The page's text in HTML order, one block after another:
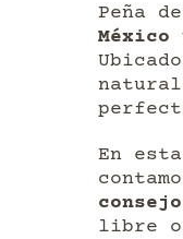
Peña
México
En
libre o